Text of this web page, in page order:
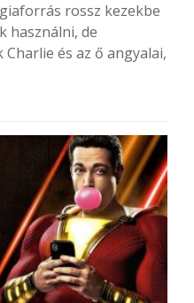
rossz kezekbe
használni, de
és az ő angyalai,